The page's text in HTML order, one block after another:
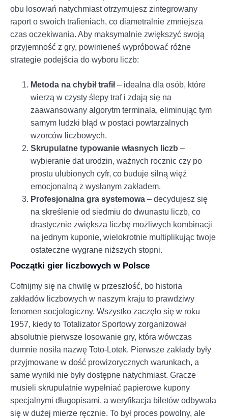
obu losowań natychmiast otrzymujesz zintegrowany
raport o swoich trafieniach, co diametralnie zmniejsza
czas oczekiwania. Aby maksymalnie zwiększyć swoją
przyjemność z gry, powinieneś wypróbować różne
strategie podejścia do wyboru liczb:
Metoda na chybił trafił– idealna dla osób, które
wierzą w czysty ślepy traf i zdają się na
zaawansowany algorytm terminala, eliminując tym
samym ludzki błąd w postaci powtarzalnych
wzorców liczbowych.
Skrupulatne typowanie własnych liczb –
wybieranie dat urodzin, ważnych rocznic czy po
prostu ulubionych cyfr, co buduje silną więź
emocjonalną z wysłanym zakładem.
Profesjonalna gra systemowa – decydujesz się
na skreślenie od siedmiu do dwunastu liczb, co
drastycznie zwiększa liczbę możliwych kombinacji
na jednym kuponie, wielokrotnie multiplikując twoje
ostateczne wygrane niższych stopni.
Początki gier liczbowych w Polsce
Cofnijmy się na chwilę w przeszłość, bo historia
zakładów liczbowych w naszym kraju to prawdziwy
fenomen socjologiczny. Wszystko zaczęło się w roku
1957, kiedy to Totalizator Sportowy zorganizował
absolutnie pierwsze losowanie gry, która wówczas
dumnie nosiła nazwę Toto-Lotek. Pierwsze zakłady były
przyjmowane w dość prowizorycznych warunkach, a
same wyniki nie były dostępne natychmiast. Gracze
musieli skrupulatnie wypełniać papierowe kupony
specjalnymi długopisami, a weryfikacja biletów odbywała
się w dużej mierze ręcznie. To był proces powolny, ale